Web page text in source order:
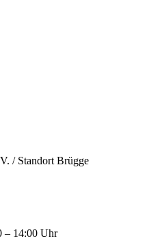
/ Standort Brügge
– 14:00 Uhr